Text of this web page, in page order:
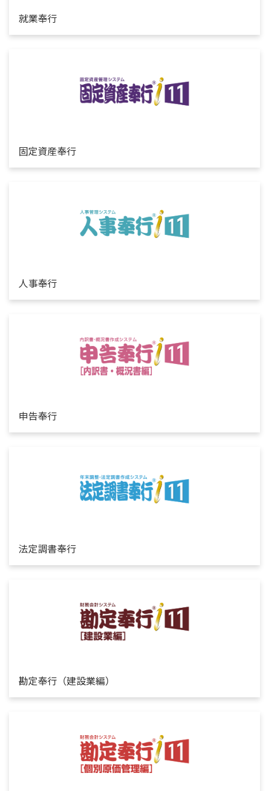
就業奉行
固定資産奉行
人事奉行
申告奉行
法定調書奉行
勘定奉行（建設業編）